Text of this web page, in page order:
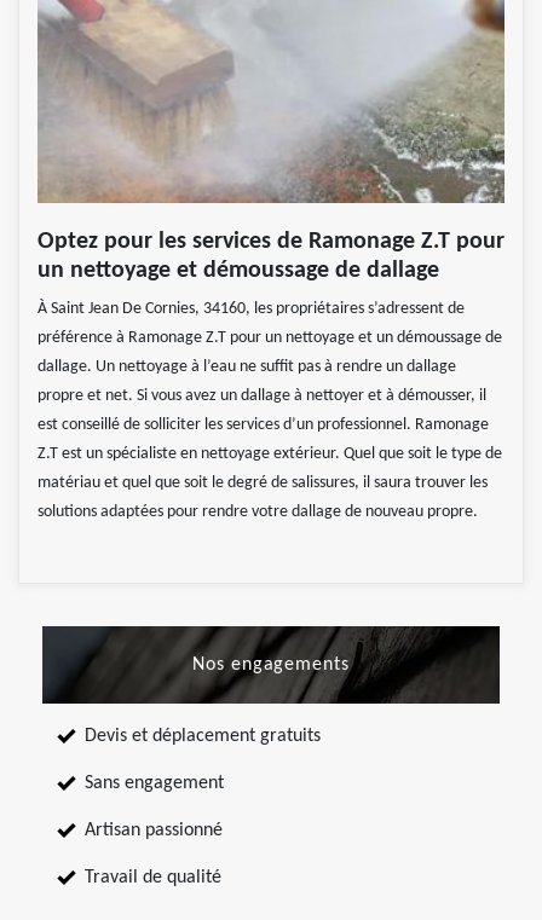
Optez pour les services de Ramonage Z.T pour
un nettoyage et démoussage de dallage
À Saint Jean De Cornies, 34160, les propriétaires s’adressent de
préférence à Ramonage Z.T pour un nettoyage et un démoussage de
dallage. Un nettoyage à l’eau ne suffit pas à rendre un dallage
propre et net. Si vous avez un dallage à nettoyer et à démousser, il
est conseillé de solliciter les services d’un professionnel. Ramonage
Z.T est un spécialiste en nettoyage extérieur. Quel que soit le type de
matériau et quel que soit le degré de salissures, il saura trouver les
solutions adaptées pour rendre votre dallage de nouveau propre.
Nos engagements
Devis et déplacement gratuits
Sans engagement
Artisan passionné
Travail de qualité